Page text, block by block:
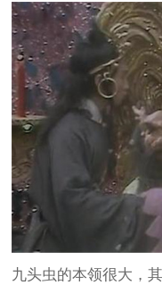
九头虫的本领很大，